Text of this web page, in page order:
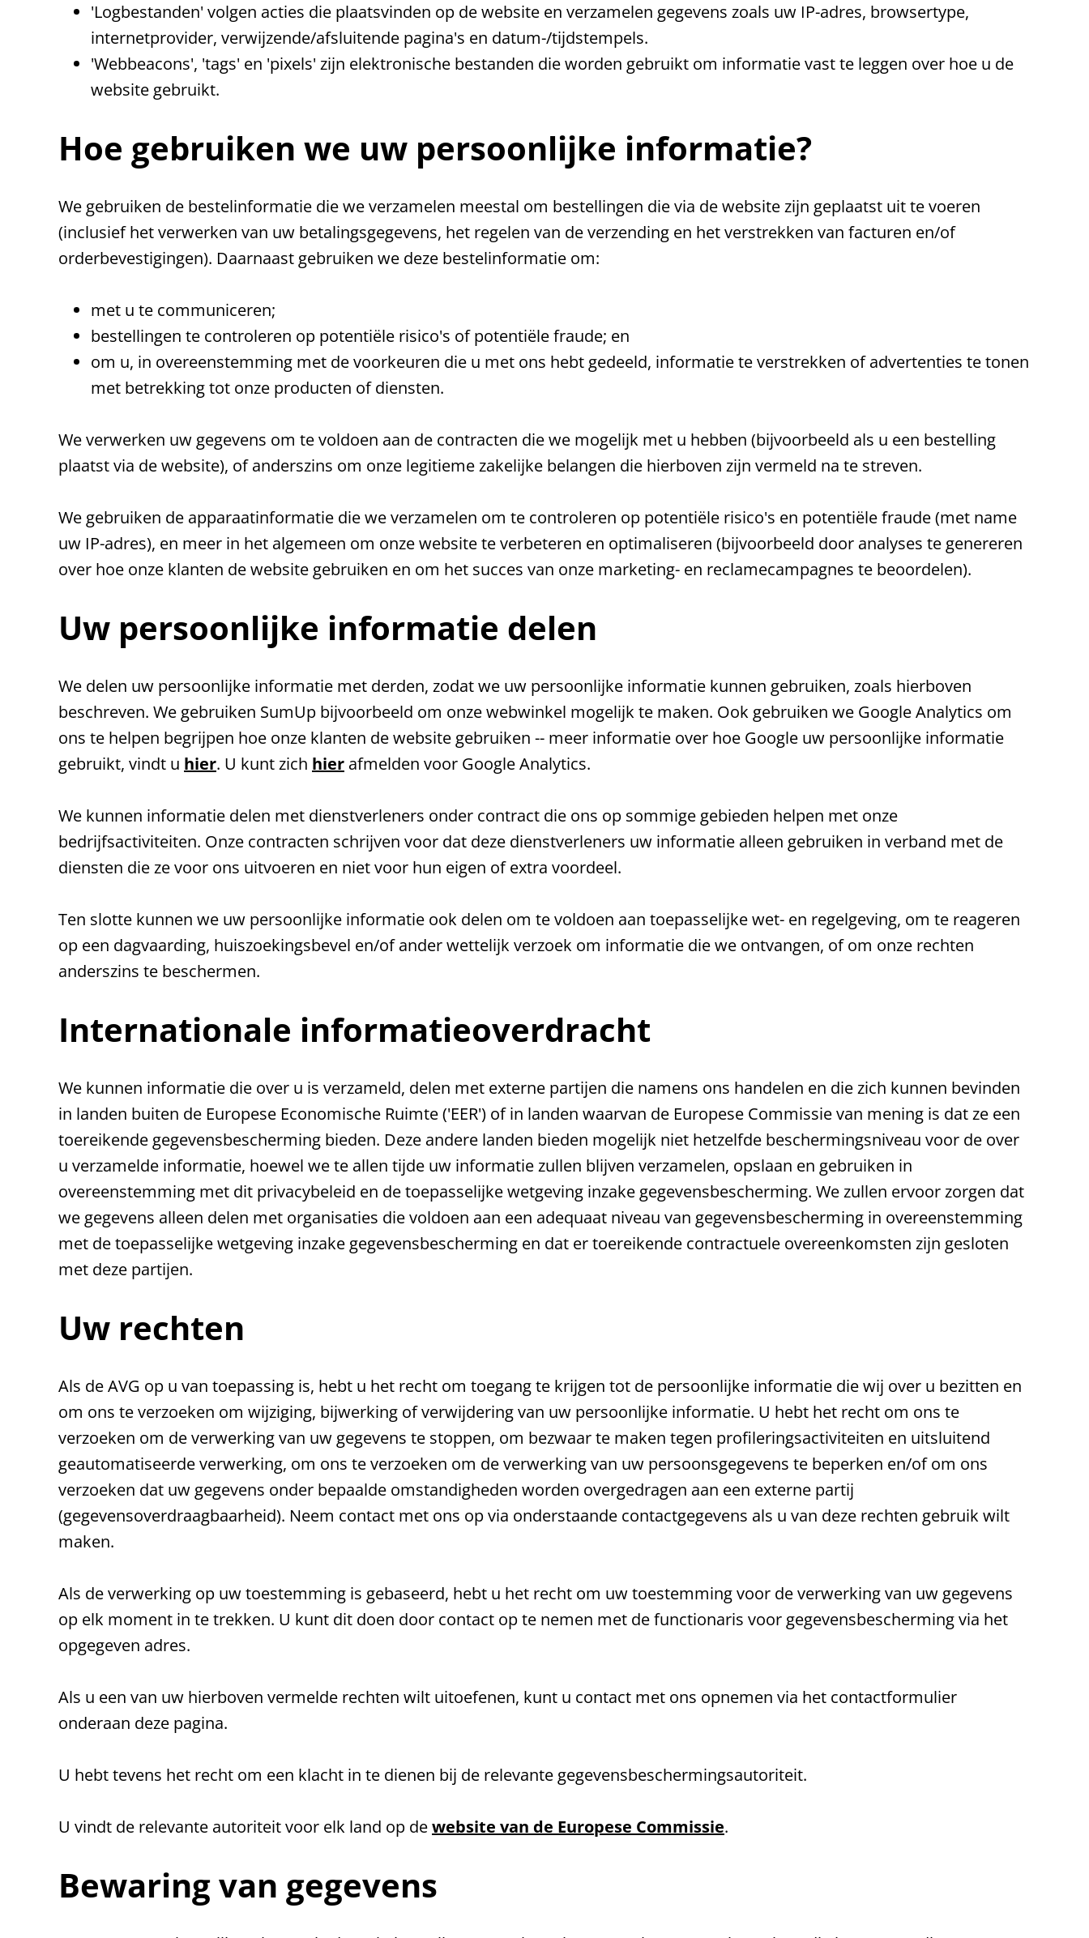
'Logbestanden' volgen acties die plaatsvinden op de website en verzamelen gegevens zoals uw IP-adres, browsertype,
internetprovider, verwijzende/afsluitende pagina's en datum-/tijdstempels.
'Webbeacons', 'tags' en 'pixels' zijn elektronische bestanden die worden gebruikt om informatie vast te leggen over hoe u de
website gebruikt.
Hoe gebruiken we uw persoonlijke informatie?
We gebruiken de bestelinformatie die we verzamelen meestal om bestellingen die via de website zijn geplaatst uit te voeren
(inclusief het verwerken van uw betalingsgegevens, het regelen van de verzending en het verstrekken van facturen en/of
orderbevestigingen). Daarnaast gebruiken we deze bestelinformatie om:
met u te communiceren;
bestellingen te controleren op potentiële risico's of potentiële fraude; en
om u, in overeenstemming met de voorkeuren die u met ons hebt gedeeld, informatie te verstrekken of advertenties te tonen
met betrekking tot onze producten of diensten.
We verwerken uw gegevens om te voldoen aan de contracten die we mogelijk met u hebben (bijvoorbeeld als u een bestelling
plaatst via de website), of anderszins om onze legitieme zakelijke belangen die hierboven zijn vermeld na te streven.
We gebruiken de apparaatinformatie die we verzamelen om te controleren op potentiële risico's en potentiële fraude (met name
uw IP-adres), en meer in het algemeen om onze website te verbeteren en optimaliseren (bijvoorbeeld door analyses te genereren
over hoe onze klanten de website gebruiken en om het succes van onze marketing- en reclamecampagnes te beoordelen).
Uw persoonlijke informatie delen
We delen uw persoonlijke informatie met derden, zodat we uw persoonlijke informatie kunnen gebruiken, zoals hierboven
beschreven. We gebruiken SumUp bijvoorbeeld om onze webwinkel mogelijk te maken. Ook gebruiken we Google Analytics om
ons te helpen begrijpen hoe onze klanten de website gebruiken -- meer informatie over hoe Google uw persoonlijke informatie
gebruikt, vindt u hier. U kunt zich hier afmelden voor Google Analytics.
We kunnen informatie delen met dienstverleners onder contract die ons op sommige gebieden helpen met onze
bedrijfsactiviteiten. Onze contracten schrijven voor dat deze dienstverleners uw informatie alleen gebruiken in verband met de
diensten die ze voor ons uitvoeren en niet voor hun eigen of extra voordeel.
Ten slotte kunnen we uw persoonlijke informatie ook delen om te voldoen aan toepasselijke wet- en regelgeving, om te reageren
op een dagvaarding, huiszoekingsbevel en/of ander wettelijk verzoek om informatie die we ontvangen, of om onze rechten
anderszins te beschermen.
Internationale informatieoverdracht
We kunnen informatie die over u is verzameld, delen met externe partijen die namens ons handelen en die zich kunnen bevinden
in landen buiten de Europese Economische Ruimte ('EER') of in landen waarvan de Europese Commissie van mening is dat ze een
toereikende gegevensbescherming bieden. Deze andere landen bieden mogelijk niet hetzelfde beschermingsniveau voor de over
u verzamelde informatie, hoewel we te allen tijde uw informatie zullen blijven verzamelen, opslaan en gebruiken in
overeenstemming met dit privacybeleid en de toepasselijke wetgeving inzake gegevensbescherming. We zullen ervoor zorgen dat
we gegevens alleen delen met organisaties die voldoen aan een adequaat niveau van gegevensbescherming in overeenstemming
met de toepasselijke wetgeving inzake gegevensbescherming en dat er toereikende contractuele overeenkomsten zijn gesloten
met deze partijen.
Uw rechten
Als de AVG op u van toepassing is, hebt u het recht om toegang te krijgen tot de persoonlijke informatie die wij over u bezitten en
om ons te verzoeken om wijziging, bijwerking of verwijdering van uw persoonlijke informatie. U hebt het recht om ons te
verzoeken om de verwerking van uw gegevens te stoppen, om bezwaar te maken tegen profileringsactiviteiten en uitsluitend
geautomatiseerde verwerking, om ons te verzoeken om de verwerking van uw persoonsgegevens te beperken en/of om ons
verzoeken dat uw gegevens onder bepaalde omstandigheden worden overgedragen aan een externe partij
(gegevensoverdraagbaarheid). Neem contact met ons op via onderstaande contactgegevens als u van deze rechten gebruik wilt
maken.
Als de verwerking op uw toestemming is gebaseerd, hebt u het recht om uw toestemming voor de verwerking van uw gegevens
op elk moment in te trekken. U kunt dit doen door contact op te nemen met de functionaris voor gegevensbescherming via het
opgegeven adres.
Als u een van uw hierboven vermelde rechten wilt uitoefenen, kunt u contact met ons opnemen via het contactformulier
onderaan deze pagina.
U hebt tevens het recht om een klacht in te dienen bij de relevante gegevensbeschermingsautoriteit.
U vindt de relevante autoriteit voor elk land op dewebsite van de Europese Commissie.
Bewaring van gegevens